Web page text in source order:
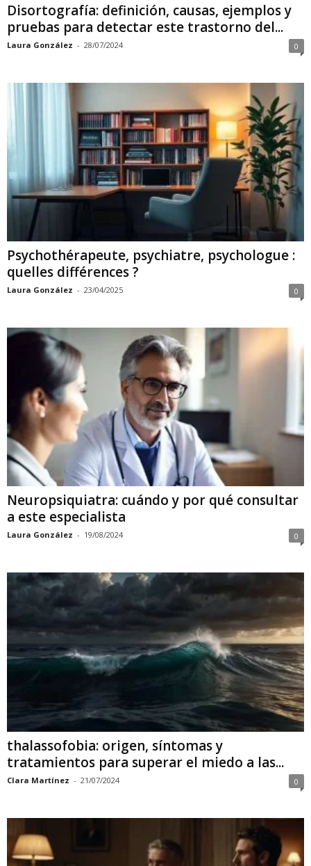
Disortografía: definición, causas, ejemplos y
pruebas para detectar este trastorno del...
Laura González - 28/07/2024 0
Psychothérapeute, psychiatre, psychologue :
quelles différences ?
Laura González - 23/04/2025 0
Neuropsiquiatra: cuándo y por qué consultar
a este especialista
Laura González - 19/08/2024 0
thalassofobia: origen, síntomas y
tratamientos para superar el miedo a las...
Clara Martínez - 21/07/2024 0